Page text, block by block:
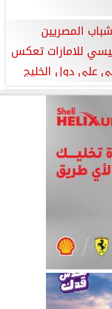
المصريين
للامارات تعكس
علي دول الخليج